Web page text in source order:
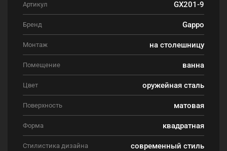
Артикул GX201-9
Бренд Gappo
Монтаж на столешницу
Помещение ванна
Цвет оружейная сталь
Поверхность матовая
Форма квадратная
Стилистика дизайна современный стиль